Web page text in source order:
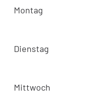
Montag
Dienstag
Mittwoch